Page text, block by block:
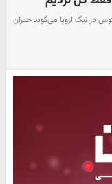
در لیگ اروپا می‌گوید جبران